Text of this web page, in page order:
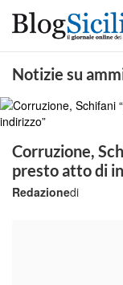
Notizie su
Corruzione,
presto atto di
di
Redazione